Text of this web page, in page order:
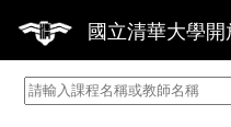
國立清華大學